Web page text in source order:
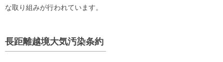
な取り組みが行われています。
長距離越境大気汚染条約